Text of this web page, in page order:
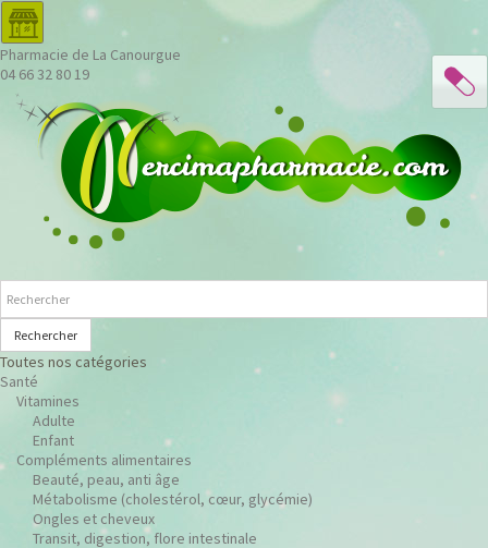
Pharmacie de La Canourgue
04 66 32 80 19
Rechercher
Toutes nos catégories
Santé
Vitamines
Adulte
Enfant
Compléments alimentaires
Beauté, peau, anti âge
Métabolisme (cholestérol, cœur, glycémie)
Ongles et cheveux
Transit, digestion, flore intestinale